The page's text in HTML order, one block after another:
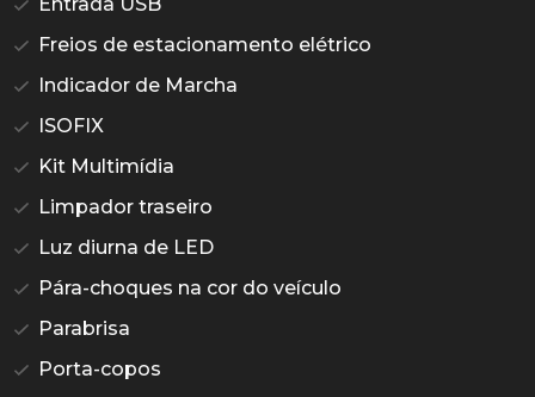
Freios de estacionamento elétrico
Indicador de Marcha
ISOFIX
Kit Multimídia
Limpador traseiro
Luz diurna de LED
Pára-choques na cor do veículo
Parabrisa
Porta-copos